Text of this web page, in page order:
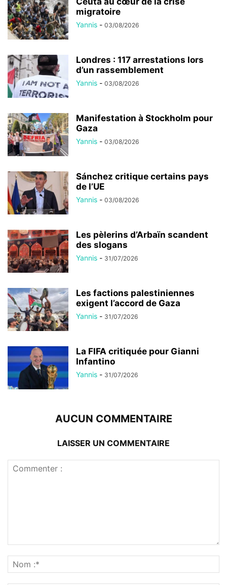
migratoire
Yannis - 03/08/2026
Londres : 117 arrestations lors
d’un rassemblement
Yannis - 03/08/2026
Manifestation à Stockholm pour
Gaza
Yannis - 03/08/2026
Sánchez critique certains pays
de l’UE
Yannis - 03/08/2026
Les pèlerins d’Arbaïn scandent
des slogans
Yannis - 31/07/2026
Les factions palestiniennes
exigent l’accord de Gaza
Yannis - 31/07/2026
La FIFA critiquée pour Gianni
Infantino
Yannis - 31/07/2026
AUCUN COMMENTAIRE
LAISSER UN COMMENTAIRE